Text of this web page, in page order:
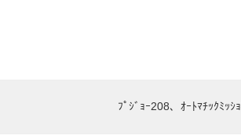
ﾌﾟｼﾞｮｰ208、ｵｰﾄﾏﾁｯｸﾐｯｼ